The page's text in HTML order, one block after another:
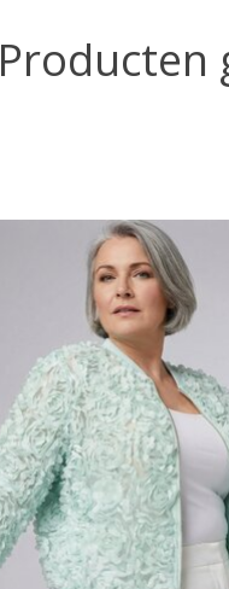
Producten